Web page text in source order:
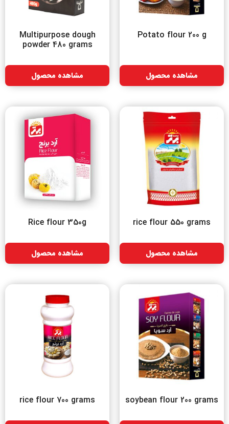
Multipurpose dough
powder 480 grams
مشاهده محصول
Potato flour 200 g
مشاهده محصول
Rice flour 350g
مشاهده محصول
rice flour 550 grams
مشاهده محصول
rice flour 700 grams soybean flour 200 grams